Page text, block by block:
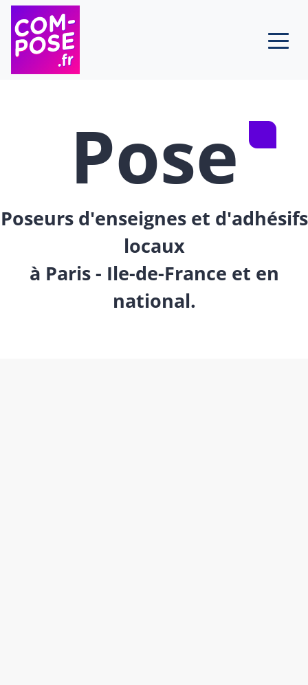
Skip to content
Pose
Poseurs d'enseignes et d'adhésifs
locaux
à Paris - Ile-de-France et en
national.